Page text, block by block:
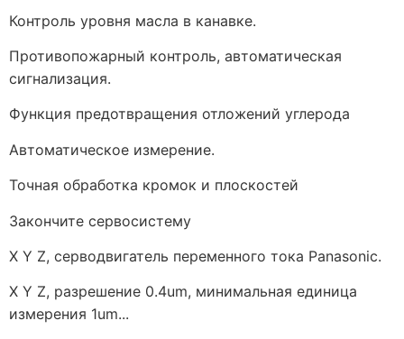
Контроль уровня масла в канавке.
Противопожарный контроль, автоматическая
сигнализация.
Функция предотвращения отложений углерода
Автоматическое измерение.
Точная обработка кромок и плоскостей
Закончите сервосистему
X Y Z, серводвигатель переменного тока Panasonic.
X Y Z, разрешение 0.4um, минимальная единица
измерения 1um...